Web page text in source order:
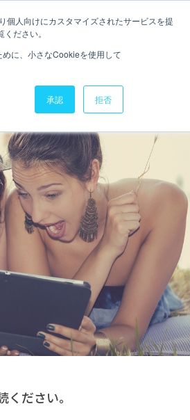
個人向けにカスタマイズされたサービスを提
ださい。
に、小さなCookieを使用して
承認 拒否
レッジ セミナー お役立ち資料
ださい。